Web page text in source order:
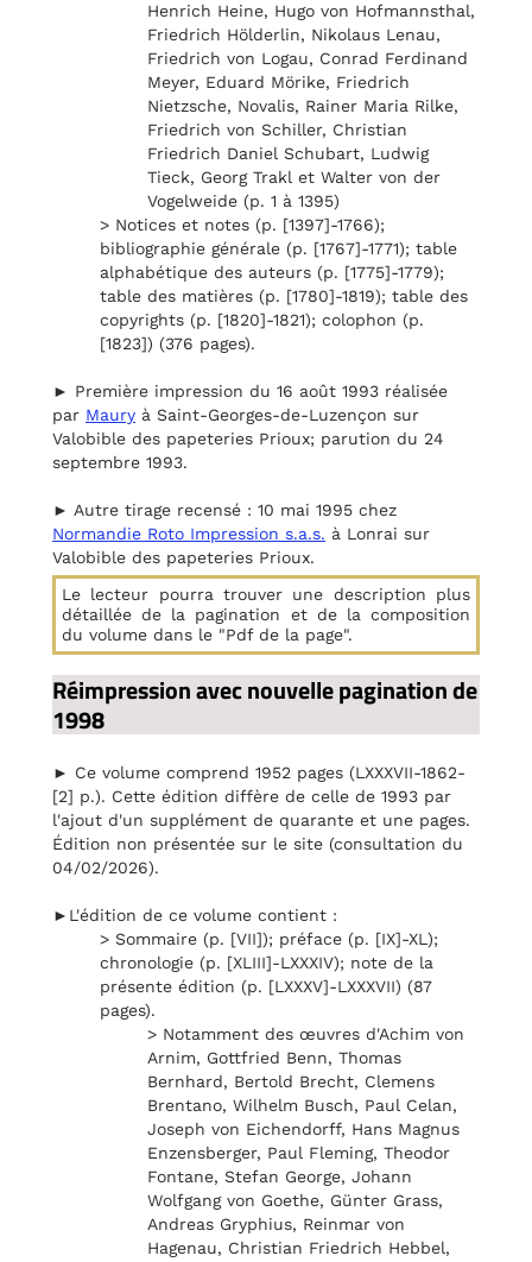
Henrich Heine, Hugo von Hofmannsthal,
Friedrich Hölderlin, Nikolaus Lenau,
Friedrich von Logau, Conrad Ferdinand
Meyer, Eduard Mörike, Friedrich
Nietzsche, Novalis, Rainer Maria Rilke,
Friedrich von Schiller, Christian
Friedrich Daniel Schubart, Ludwig
Tieck, Georg Trakl et Walter von der
Vogelweide (p. 1 à 1395)
> Notices et notes (p. [1397]-1766);
bibliographie générale (p. [1767]-1771); table
alphabétique des auteurs (p. [1775]-1779);
table des matières (p. [1780]-1819); table des
copyrights (p. [1820]-1821); colophon (p.
[1823]) (376 pages).
► Première impression du 16 août 1993 réalisée
par Maury à Saint-Georges-de-Luzençon sur
Valobible des papeteries Prioux; parution du 24
septembre 1993.
► Autre tirage recensé : 10 mai 1995 chez
Normandie Roto Impression s.a.s. à Lonrai sur
Valobible des papeteries Prioux.
Le lecteur pourra trouver une description plus
détaillée de la pagination et de la composition
du volume dans le "Pdf de la page".
Réimpression avec nouvelle pagination de
1998
► Ce volume comprend 1952 pages (LXXXVII-1862-
[2] p.). Cette édition diffère de celle de 1993 par
l'ajout d'un supplément de quarante et une pages.
Édition non présentée sur le site (consultation du
04/02/2026).
►L'édition de ce volume contient :
> Sommaire (p. [VII]); préface (p. [IX]-XL);
chronologie (p. [XLIII]-LXXXIV); note de la
présente édition (p. [LXXXV]-LXXXVII) (87
pages).
> Notamment des œuvres d'Achim von
Arnim, Gottfried Benn, Thomas
Bernhard, Bertold Brecht, Clemens
Brentano, Wilhelm Busch, Paul Celan,
Joseph von Eichendorff, Hans Magnus
Enzensberger, Paul Fleming, Theodor
Fontane, Stefan George, Johann
Wolfgang von Goethe, Günter Grass,
Andreas Gryphius, Reinmar von
Hagenau, Christian Friedrich Hebbel,